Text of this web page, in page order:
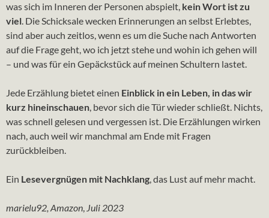
was sich im Inneren der Personen abspielt, kein Wort ist zu
viel. Die Schicksale wecken Erinnerungen an selbst Erlebtes,
sind aber auch zeitlos, wenn es um die Suche nach Antworten
auf die Frage geht, wo ich jetzt stehe und wohin ich gehen will
– und was für ein Gepäckstück auf meinen Schultern lastet.
Jede Erzählung bietet einen Einblick in ein Leben, in das wir
kurz hineinschauen, bevor sich die Tür wieder schließt. Nichts,
was schnell gelesen und vergessen ist. Die Erzählungen wirken
nach, auch weil wir manchmal am Ende mit Fragen
zurückbleiben.
Ein Lesevergnügen mit Nachklang, das Lust auf mehr macht.
marielu92, Amazon, Juli 2023